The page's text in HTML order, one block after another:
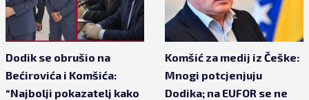
Dodik se obrušio na
Bećirovića i Komšića:
“Najbolji pokazatelj kako
Komšić za medij iz Češke:
Mnogi potcjenjuju
Dodika; na EUFOR se ne